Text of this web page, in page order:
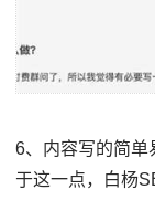
6、内容写的简单
于这一点，白杨